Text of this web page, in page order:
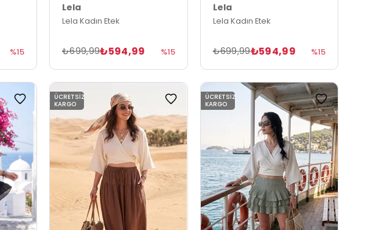
%15
Lela
Lela Kadın Etek
₺594,99
₺699,99 %15
Lela
Lela Kadın Etek
₺594,99
₺699,99 %15
ÜCRETSIZ
KARGO
ÜCRETSIZ
KARGO